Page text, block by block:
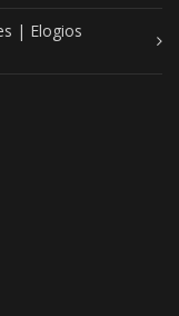
| Elogios